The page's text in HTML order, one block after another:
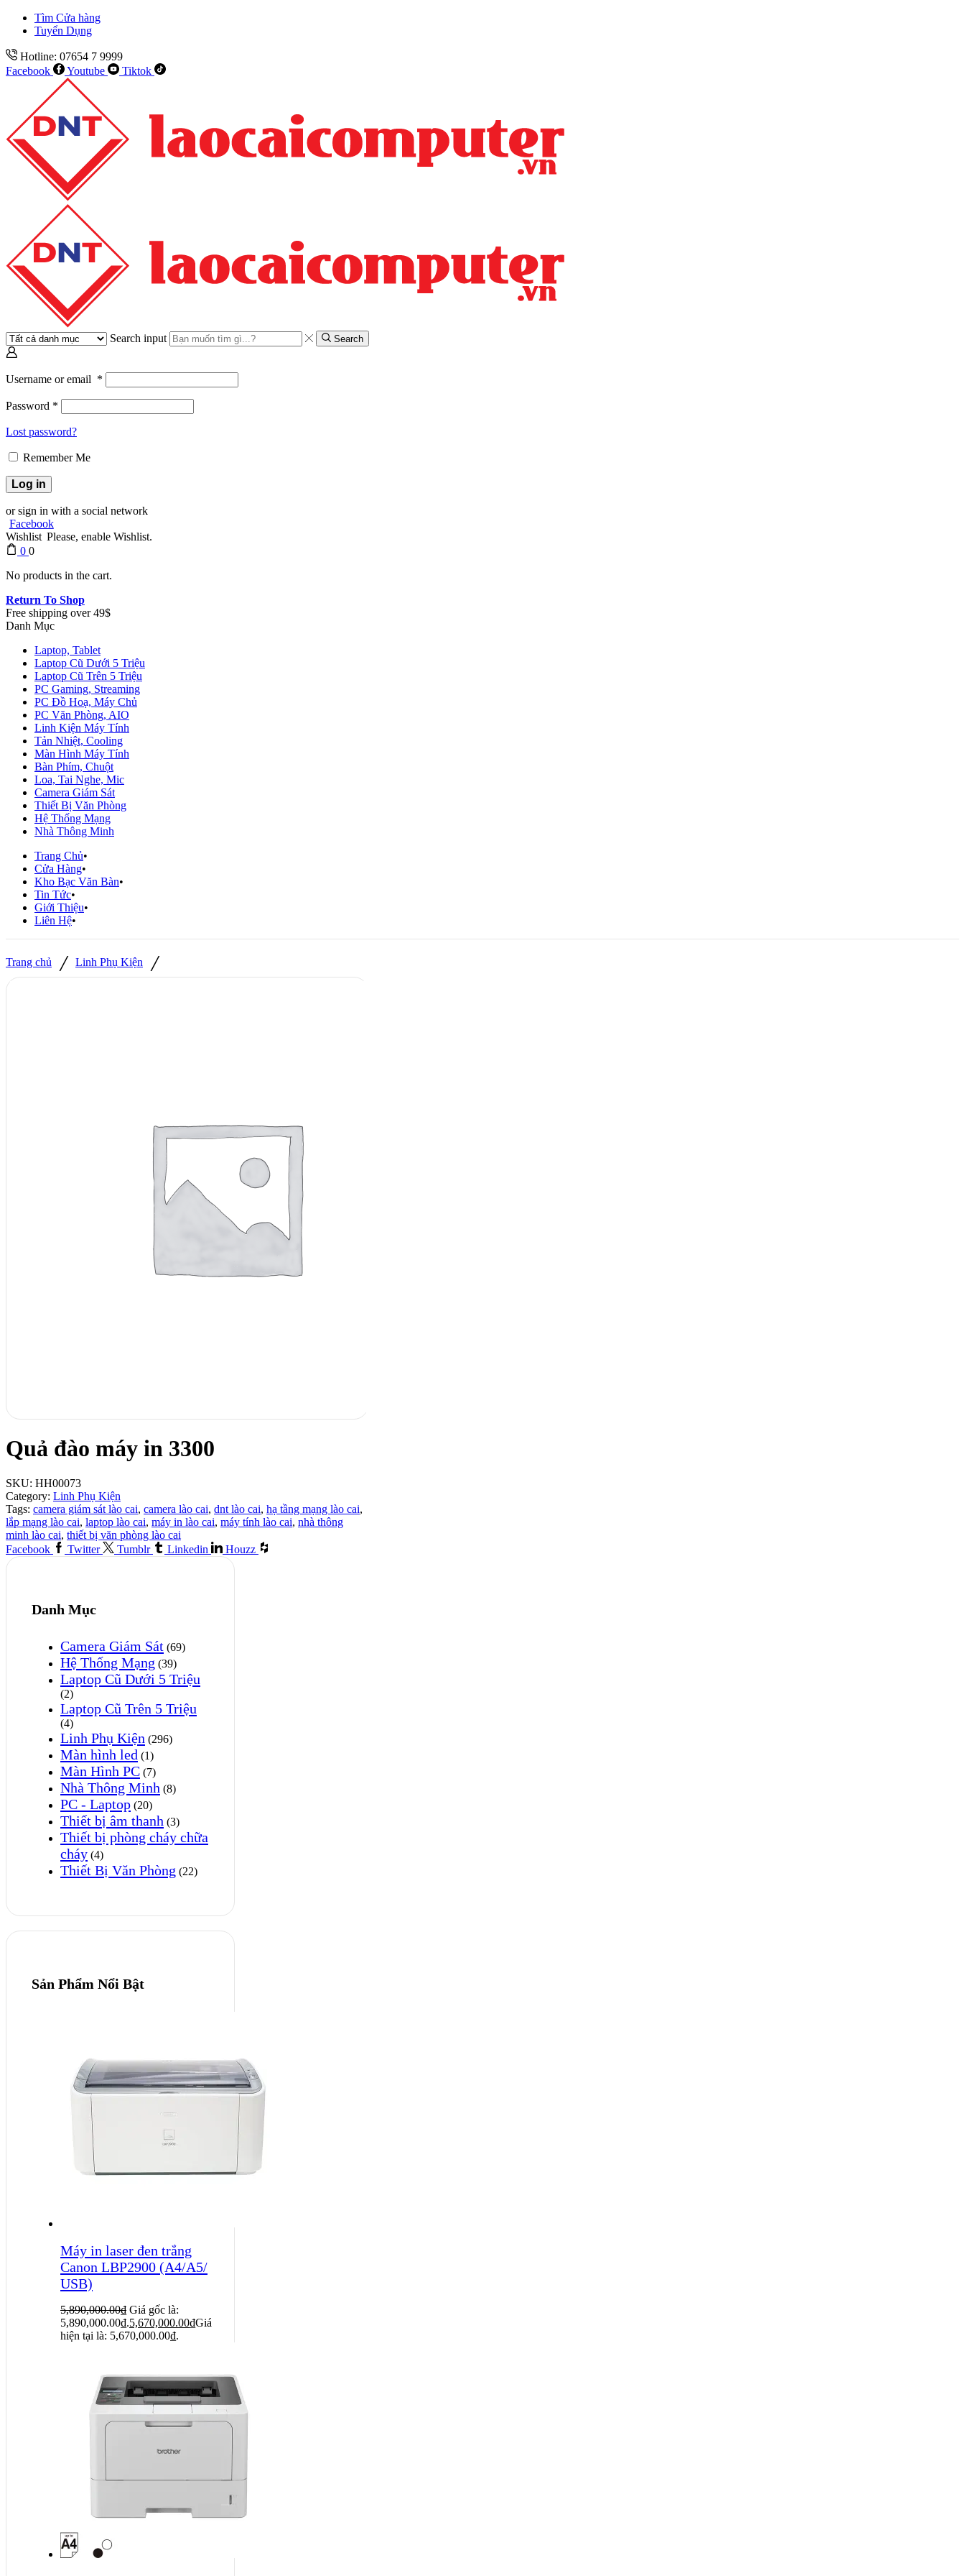
Tìm Cửa hàng
Tuyển Dụng
Hotline: 07654 7 9999
Facebook
Youtube Tiktok
Search input Search
Username or email *
Password *
Lost password?
Remember Me
Log in
or sign in with a social network
Facebook
Wishlist Please, enable Wishlist.
0 0
No products in the cart.
Return To Shop
Free shipping over 49$
Danh Mục
Laptop, Tablet
Laptop Cũ Dưới 5 Triệu
Laptop Cũ Trên 5 Triệu
PC Gaming, Streaming
PC Đồ Hoạ, Máy Chủ
PC Văn Phòng, AIO
Linh Kiện Máy Tính
Tản Nhiệt, Cooling
Màn Hình Máy Tính
Bàn Phím, Chuột
Loa, Tai Nghe, Mic
Camera Giám Sát
Thiết Bị Văn Phòng
Hệ Thống Mạng
Nhà Thông Minh
Trang Chủ
Cửa Hàng
Kho Bạc Văn Bàn
Tin Tức
Giới Thiệu
Liên Hệ
Trang chủ / Linh Phụ Kiện /
Quả đào máy in 3300
SKU: HH00073
Category: Linh Phụ Kiện
Tags: camera giám sát lào cai, camera lào cai, dnt lào cai, hạ tầng mạng lào cai,
lắp mạng lào cai, laptop lào cai, máy in lào cai, máy tính lào cai, nhà thông
minh lào cai, thiết bị văn phòng lào cai
Facebook
Twitter Tumblr Linkedin Houzz
Danh Mục
Camera Giám Sát (69)
Hệ Thống Mạng (39)
Laptop Cũ Dưới 5 Triệu
(2)
Laptop Cũ Trên 5 Triệu
(4)
Linh Phụ Kiện (296)
Màn hình led (1)
Màn Hình PC (7)
Nhà Thông Minh (8)
PC - Laptop (20)
Thiết bị âm thanh (3)
Thiết bị phòng cháy chữa
cháy (4)
Thiết Bị Văn Phòng (22)
Sản Phẩm Nổi Bật
Máy in laser đen trắng
Canon LBP2900 (A4/A5/
USB)
5,890,000.00₫ Giá gốc là:
5,890,000.00₫.5,670,000.00₫Giá
hiện tại là: 5,670,000.00₫.